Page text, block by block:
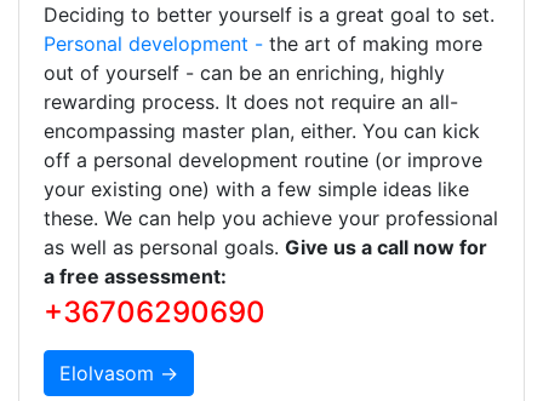
Deciding to better yourself is a great goal to set.
Personal development - the art of making more
out of yourself - can be an enriching, highly
rewarding process. It does not require an all-
encompassing master plan, either. You can kick
off a personal development routine (or improve
your existing one) with a few simple ideas like
these. We can help you achieve your professional
as well as personal goals. Give us a call now for
a free assessment:
+36706290690
Elolvasom →